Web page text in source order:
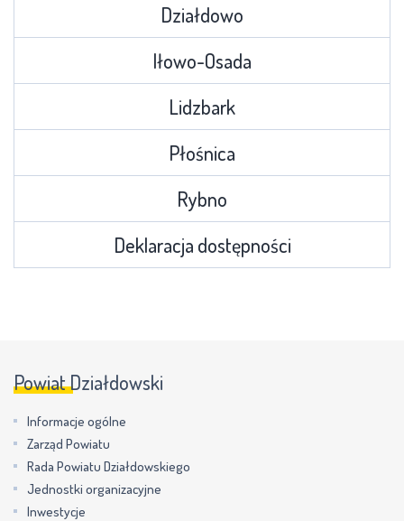
Działdowo
Iłowo-Osada
Lidzbark
Płośnica
Rybno
Deklaracja dostępności
Powiat Działdowski
Informacje ogólne
Zarząd Powiatu
Rada Powiatu Działdowskiego
Jednostki organizacyjne
Inwestycje